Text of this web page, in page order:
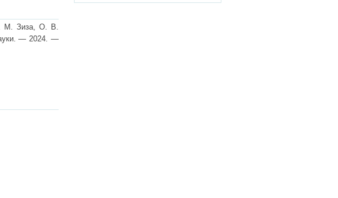
М. Зиза, О. В.
— 2024. —